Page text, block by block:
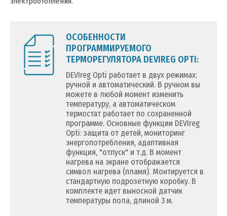
ОСОБЕННОСТИ
ПРОГРАММИРУЕМОГО
ТЕРМОРЕГУЛЯТОРА DEVIREG OPTI:
DEVIreg Opti работает в двух режимах:
ручной и автоматический. В ручном вы
можете в любой момент изменить
температуру, а автоматическом
термостат работает по сохраненной
программе. Основные функции DEVIreg
Opti: защита от детей, мониторинг
энергопотребления, адаптивная
функция, "отпуск" и т.д. В момент
нагрева на экране отображается
символ нагрева (пламя). Монтируется в
стандартную подрозетную коробку. В
комплекте идет выносной датчик
температуры пола, длиной 3 м.